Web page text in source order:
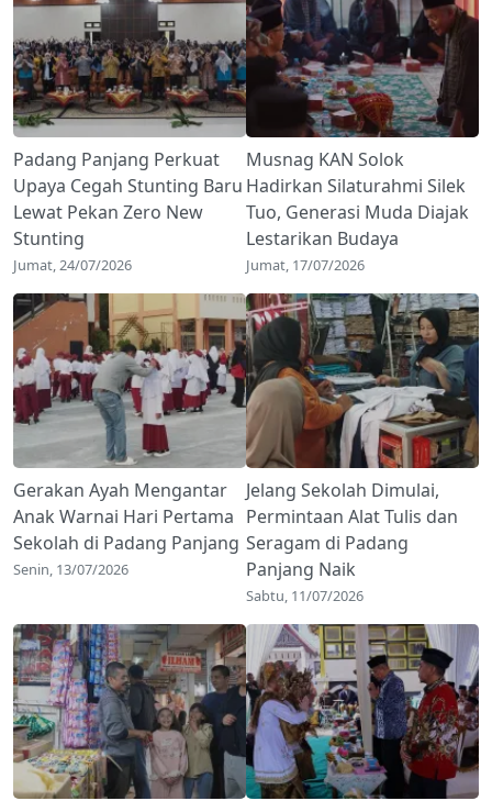
Padang Panjang Perkuat
Upaya Cegah Stunting Baru
Lewat Pekan Zero New
Stunting
Jumat, 24/07/2026
Musnag KAN Solok
Hadirkan Silaturahmi Silek
Tuo, Generasi Muda Diajak
Lestarikan Budaya
Jumat, 17/07/2026
Gerakan Ayah Mengantar
Anak Warnai Hari Pertama
Sekolah di Padang Panjang
Senin, 13/07/2026
Jelang Sekolah Dimulai,
Permintaan Alat Tulis dan
Seragam di Padang
Panjang Naik
Sabtu, 11/07/2026